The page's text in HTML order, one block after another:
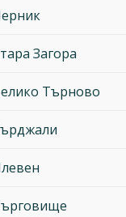
Загора
Търново